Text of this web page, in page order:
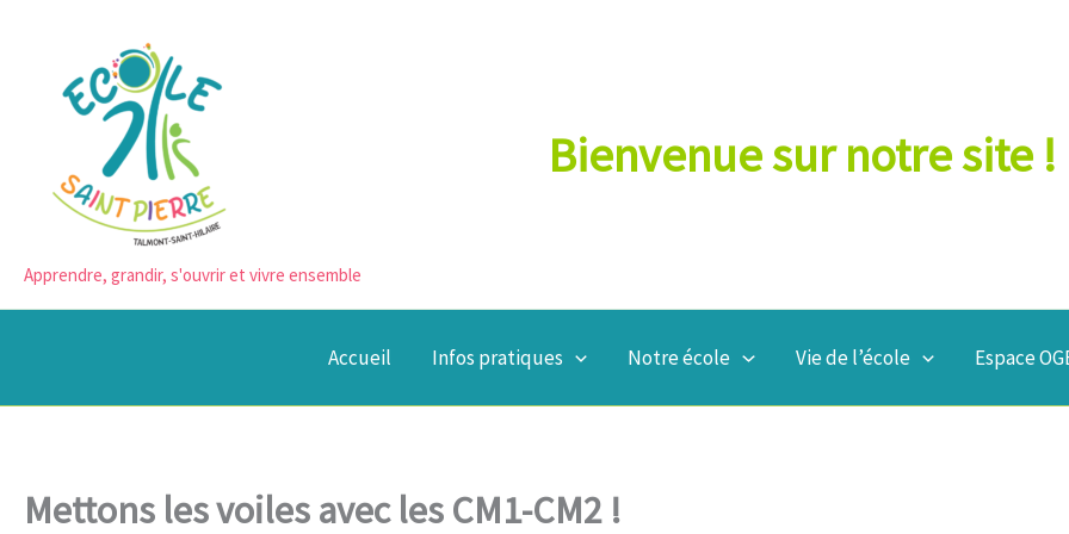
contenu
Apprendre, grandir, s'ouvrir et vivre ensemble
Bienvenue sur notre site !
Accueil Infos pratiques Notre école Vie de l’école Espace
Mettons les voiles avec les CM1-CM2 !